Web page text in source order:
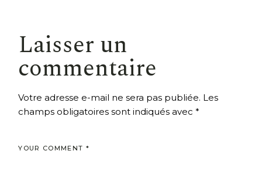
Laisser un
commentaire
Votre adresse e-mail ne sera pas publiée. Les
champs obligatoires sont indiqués avec*